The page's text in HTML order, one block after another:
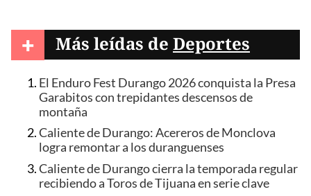
+ Más leídas de Deportes
El Enduro Fest Durango 2026 conquista la Presa
Garabitos con trepidantes descensos de
montaña
Caliente de Durango: Acereros de Monclova
logra remontar a los duranguenses
Caliente de Durango cierra la temporada regular
recibiendo a Toros de Tijuana en serie clave